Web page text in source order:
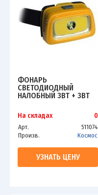
ФОНАРЬ
СВЕТОДИОДНЫЙ
НАЛОБНЫЙ 3ВТ + 3ВТ
РЕЖИМА РАБОТЫ
(ПРОЖЕКТОР; МЕСТНОЕ
ОСВЕЩЕН
На складах 0
Арт.
511074
Произв.
Космос
УЗНАТЬ ЦЕНУ